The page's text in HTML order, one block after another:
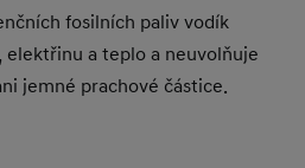
fosilních paliv vodík
elektřinu a teplo a neuvolňuje
jemné prachové částice.